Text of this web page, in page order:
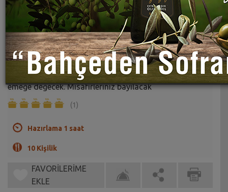
Perde Pilavı Tarifi
Sahrap Soysal
Eskilerin meşhur bu perde pilavı tarifi harcadığınız
emeğe değecek. Misafirleriniz bayılacak
(1)
Hazırlama 1 saat
10 Kişilik
FAVORİLERİME
EKLE